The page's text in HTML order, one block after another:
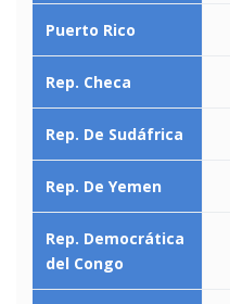
Puerto Rico
Rep. Checa
Rep. De Sudáfrica
Rep. De Yemen
Rep. Democrática
del Congo